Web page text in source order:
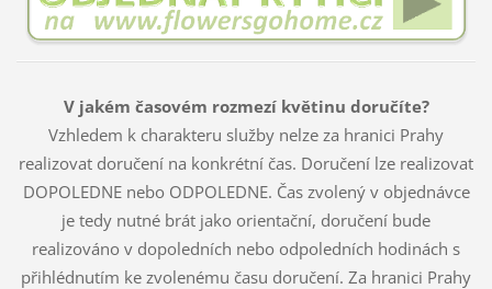
V jakém časovém rozmezí květinu doručíte?
Vzhledem k charakteru služby nelze za hranici Prahy
realizovat doručení na konkrétní čas. Doručení lze realizovat
DOPOLEDNE nebo ODPOLEDNE. Čas zvolený v objednávce
je tedy nutné brát jako orientační, doručení bude
realizováno v dopoledních nebo odpoledních hodinách s
přihlédnutím ke zvolenému času doručení. Za hranici Prahy